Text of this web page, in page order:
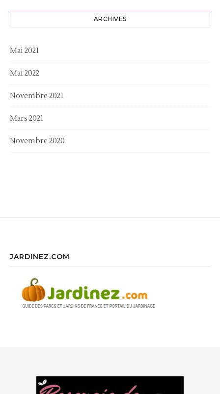
ARCHIVES
Mai 2021
Mai 2022
Novembre 2021
Mars 2021
Novembre 2020
JARDINEZ.COM